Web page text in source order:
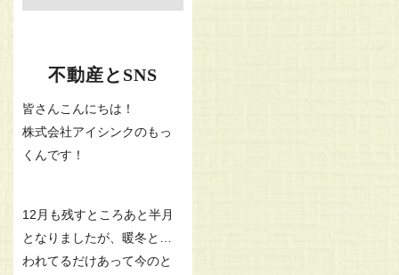
不動産とSNS
皆さんこんにちは！
株式会社アイシンクのもっ
くんです！
12月も残すところあと半月
となりましたが、暖冬と言
われてるだけあって今のと